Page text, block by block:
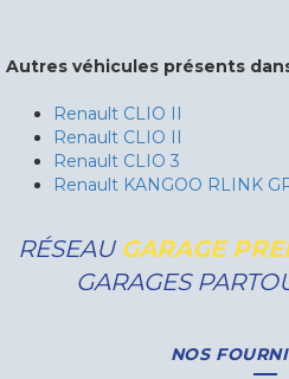
Autres véhicules présents
Renault CLIO II
Renault CLIO II
Renault CLIO 3
Renault KANGOO RLINK
RÉSEAU GARAGE
GARAGES
NOS